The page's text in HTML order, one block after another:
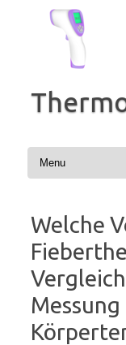
springen
Welche